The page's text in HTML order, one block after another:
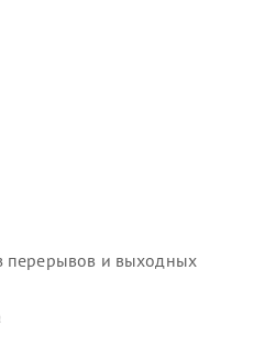
перерывов и выходных